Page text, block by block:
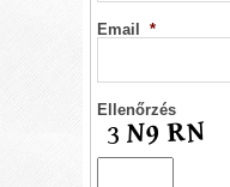
Email *
Ellenőrzés